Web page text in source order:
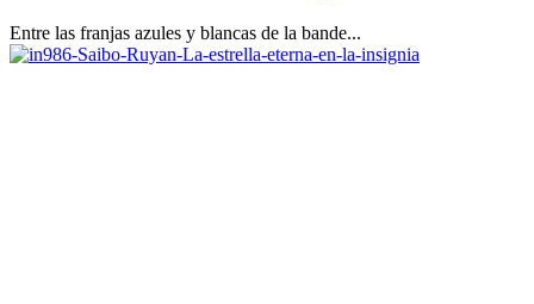
Entre las franjas azules y blancas de la bande...